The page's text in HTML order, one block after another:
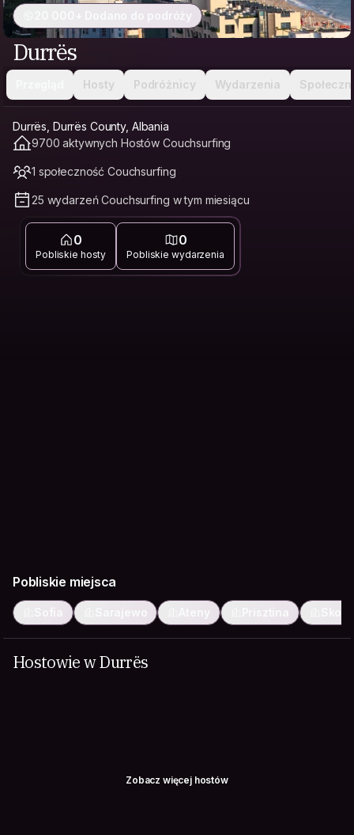
20 000+ Dodano do podróży
Durrës
Hosty Podróżnicy Wydarzenia
Durrës, Durrës County, Albania
9700 aktywnych Hostów Couchsurfing
1 społeczność Couchsurfing
25 wydarzeń Couchsurfing w tym miesiącu
0
Pobliskie hosty
0
Pobliskie wydarzenia
Pobliskie miejsca
Sofia Sarajewo Ateny Prisztina
Hostowie w Durrës
Zobacz więcej hostów